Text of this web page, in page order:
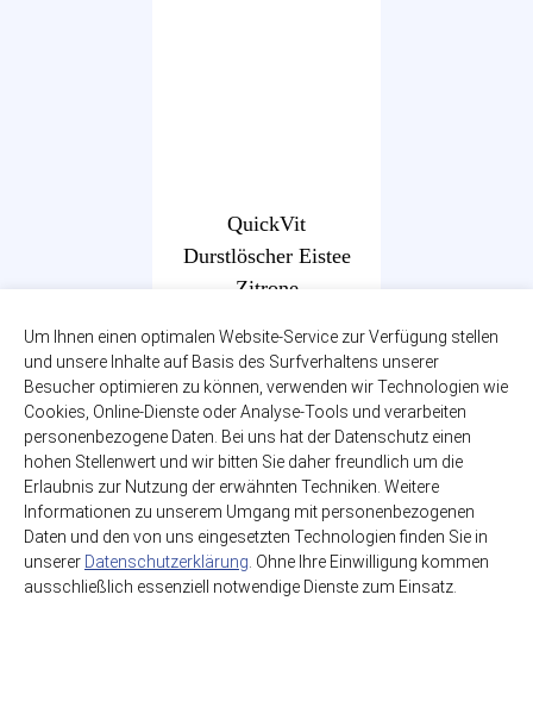
QuickVit
Durstlöscher Eistee
Zitrone
12 x 0,50l
EINWEG
8,50€
(1,42€ / Liter)
Um Ihnen einen optimalen Website-Service zur Verfügung stellen
und unsere Inhalte auf Basis des Surfverhaltens unserer
Besucher optimieren zu können, verwenden wir Technologien wie
Cookies, Online-Dienste oder Analyse-Tools und verarbeiten
personenbezogene Daten. Bei uns hat der Datenschutz einen
hohen Stellenwert und wir bitten Sie daher freundlich um die
Erlaubnis zur Nutzung der erwähnten Techniken. Weitere
Informationen zu unserem Umgang mit personenbezogenen
Daten und den von uns eingesetzten Technologien finden Sie in
unserer Datenschutzerklärung . Ohne Ihre Einwilligung kommen
ausschließlich essenziell notwendige Dienste zum Einsatz.